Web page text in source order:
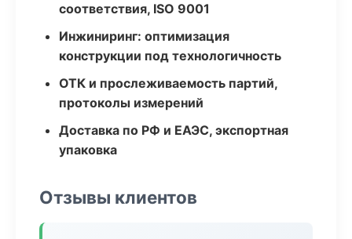
соответствия, ISO 9001
Инжиниринг: оптимизация
конструкции под технологичность
ОТК и прослеживаемость партий,
протоколы измерений
Доставка по РФ и ЕАЭС, экспортная
упаковка
Отзывы клиентов